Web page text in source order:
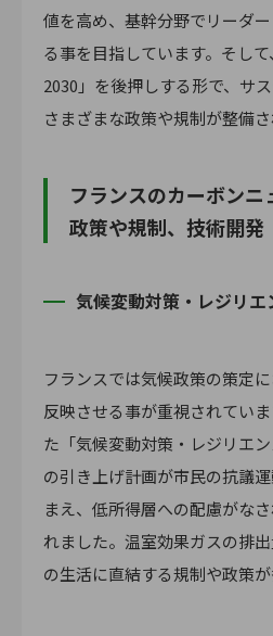
値を高め、基幹分野でリーダ
る事を目指しています。そし
2030」を後押しする形で、サ
さまざまな政策や規制が整備さ
フランスのカーボン
政策や規制、技術開発
気候変動対策・レジリ
フランスでは気候政策の策定
反映させる事が重視されてい
た「気候変動対策・レジリエ
の引き上げ計画が市民の抗議
まえ、低所得層への配慮がな
れました。温室効果ガスの排
の生活に直結する規制や政策が